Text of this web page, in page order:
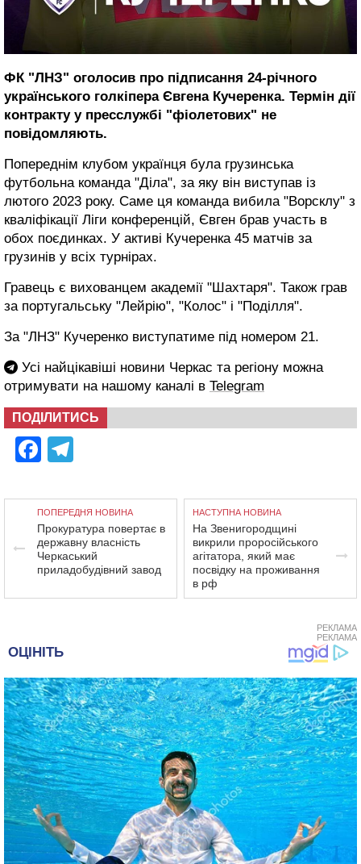
ФК "ЛНЗ" оголосив про підписання 24-річного
українського голкіпера Євгена Кучеренка. Термін дії
контракту у пресслужбі "фіолетових" не
повідомляють.
Попереднім клубом українця була грузинська
футбольна команда "Діла", за яку він виступав із
лютого 2023 року. Саме ця команда вибила "Ворсклу" з
кваліфікації Ліги конференцій, Євген брав участь в
обох поєдинках. У активі Кучеренка 45 матчів за
грузинів у всіх турнірах.
Гравець є вихованцем академії "Шахтаря". Також грав
за португальську "Лейрію", "Колос" і "Поділля".
За "ЛНЗ" Кучеренко виступатиме під номером 21.
Усі найцікавіші новини Черкас та регіону можна
отримувати на нашому каналі в Telegram
ПОДІЛИТИСЬ
Facebook
ПОПЕРЕДНЯ НОВИНА
Прокуратура повертає в
державну власність
Черкаський
приладобудівний завод
НАСТУПНА НОВИНА
На Звенигородщині
викрили проросійського
агітатора, який має
посвідку на проживання
в рф
РЕКЛАМА
РЕКЛАМА